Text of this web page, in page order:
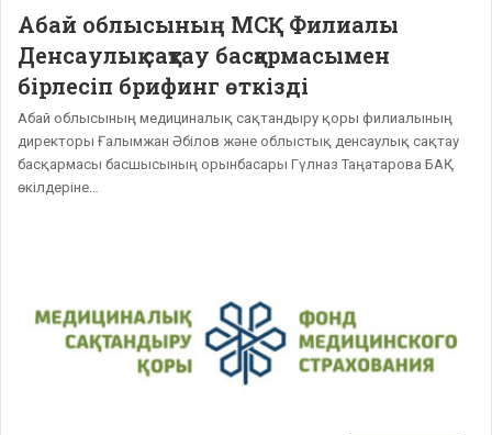
Абай облысының МСҚ Филиалы
Денсаулық сақтау басқармасымен
бірлесіп брифинг өткізді
Абай облысының медициналық сақтандыру қоры филиалының
директоры Ғалымжан Әбілов және облыстық денсаулық сақтау
басқармасы басшысының орынбасары Гүлназ Таңатарова БАҚ
өкілдеріне…